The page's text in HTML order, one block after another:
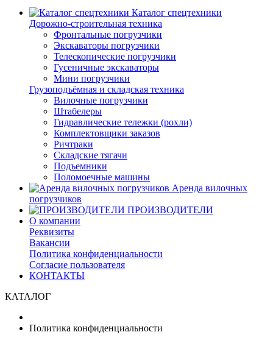
Каталог спецтехники
Дорожно-строительная техника
Фронтальные погрузчики
Экскаваторы погрузчики
Телескопические погрузчики
Гусеничные экскаваторы
Мини погрузчики
Грузоподъёмная и складская техника
Вилочные погрузчики
Штабелеры
Гидравлические тележки (рохли)
Комплектовщики заказов
Ричтраки
Складские тягачи
Подъемники
Поломоечные машины
Аренда вилочных
погрузчиков
ПРОИЗВОДИТЕЛИ
О компании
Реквизиты
Вакансии
Политика конфиденциальности
Согласие пользователя
КОНТАКТЫ
КАТАЛОГ
Политика конфиденциальности